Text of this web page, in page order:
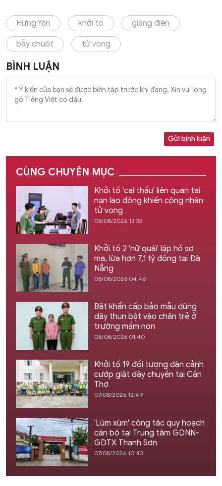
Hưng Yên khởi tố giăng điện
bẫy chuột tử vong
BÌNH LUẬN
Gửi bình luận
CÙNG CHUYÊN MỤC
Khởi tố 'cai thầu' liên quan tai
nạn lao động khiến công nhân
tử vong
08/08/2026 13:33
Khởi tố 2 'nữ quái' lập hồ sơ
ma, lừa hơn 7,1 tỷ đồng tại Đà
Nẵng
08/08/2026 04:46
Bắt khẩn cấp bảo mẫu dùng
dây thun bật vào chân trẻ ở
trường mầm non
08/08/2026 01:40
Khởi tố 19 đối tượng dàn cảnh
cướp giật dây chuyền tại Cần
Thơ
07/08/2026 12:49
'Lùm xùm' công tác quy hoạch
cán bộ tại Trung tâm GDNN-
GDTX Thanh Sơn
07/08/2026 10:43